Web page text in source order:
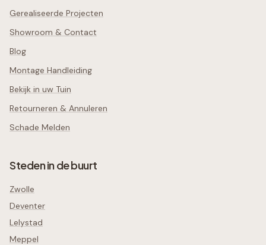
Gerealiseerde Projecten
Showroom & Contact
Blog
Montage Handleiding
Bekijk in uw Tuin
Retourneren & Annuleren
Schade Melden
Steden in de buurt
Zwolle
Deventer
Lelystad
Meppel